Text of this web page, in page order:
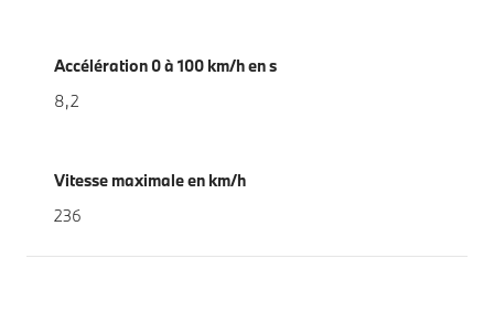
Accélération 0 à 100 km/h en s
8,2
Vitesse maximale en km/h
236